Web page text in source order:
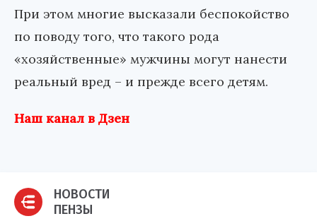
При этом многие высказали беспокойство
по поводу того, что такого рода
«хозяйственные» мужчины могут нанести
реальный вред – и прежде всего детям.
Наш канал в Дзен
НОВОСТИ
ПЕНЗЫ